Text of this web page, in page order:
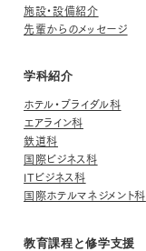
施設・設備紹介
先輩からのメッセージ
学科紹介
ホテル・ブライダル科
エアライン科
鉄道科
国際ビジネス科
ITビジネス科
国際ホテルマネジメント科
教育課程と修学支援